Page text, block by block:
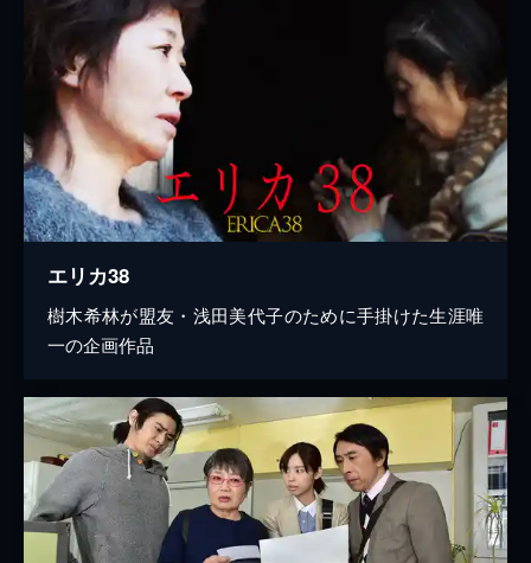
エリカ38
樹木希林が盟友・浅田美代子のために手掛けた生涯唯
一の企画作品